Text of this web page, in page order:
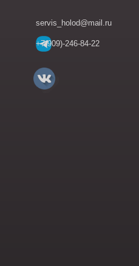
servis_holod@mail.ru
+7(909)-246-84-22